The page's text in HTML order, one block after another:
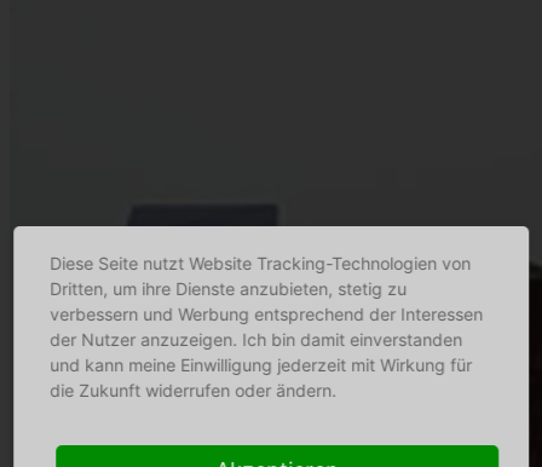
Diese Seite nutzt Website Tracking-Technologien von
Dritten, um ihre Dienste anzubieten, stetig zu
verbessern und Werbung entsprechend der Interessen
der Nutzer anzuzeigen. Ich bin damit einverstanden
und kann meine Einwilligung jederzeit mit Wirkung für
die Zukunft widerrufen oder ändern.